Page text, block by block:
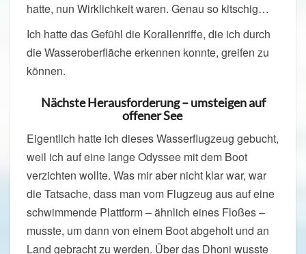
hatte, nun Wirklichkeit waren. Genau so kitschig…
Ich hatte das Gefühl die Korallenriffe, die ich durch
die Wasseroberfläche erkennen konnte, greifen zu
können.
Nächste Herausforderung – umsteigen auf
offener See
Eigentlich hatte ich dieses Wasserflugzeug gebucht,
weil ich auf eine lange Odyssee mit dem Boot
verzichten wollte. Was mir aber nicht klar war, war
die Tatsache, dass man vom Flugzeug aus auf eine
schwimmende Plattform – ähnlich eines Floßes –
musste, um dann von einem Boot abgeholt und an
Land gebracht zu werden. Über das Dhoni wusste